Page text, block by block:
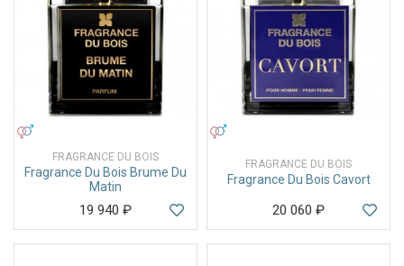
FRAGRANCE DU BOIS
Fragrance Du Bois Brume Du
Matin
19 940 ₽
FRAGRANCE DU BOIS
Fragrance Du Bois Cavort
20 060 ₽